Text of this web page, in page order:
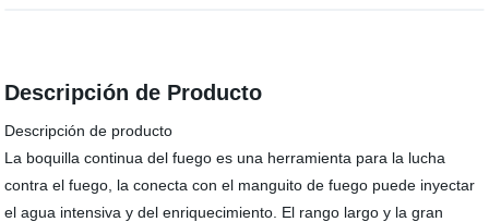
Descripción de Producto
Descripción de producto
La boquilla continua del fuego es una herramienta para la lucha
contra el fuego, la conecta con el manguito de fuego puede inyectar
el agua intensiva y del enriquecimiento. El rango largo y la gran